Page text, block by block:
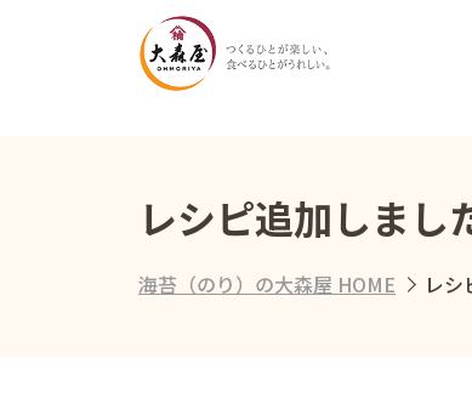
レシピ追加しまし
海苔（のり）の大森屋 HOME レシ